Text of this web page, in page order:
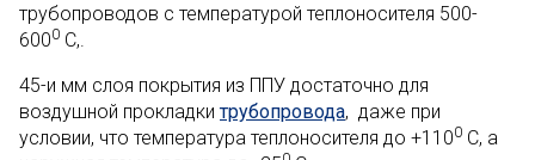
трубопроводов с температурой теплоносителя 500-
6000 С,.
45-и мм слоя покрытия из ППУ достаточно для
воздушной прокладкитрубопровода, даже при
условии, что температура теплоносителя до +1100 С, а